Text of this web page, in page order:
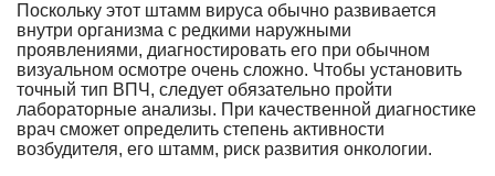
Поскольку этот штамм вируса обычно развивается
внутри организма с редкими наружными
проявлениями, диагностировать его при обычном
визуальном осмотре очень сложно. Чтобы установить
точный тип ВПЧ, следует обязательно пройти
лабораторные анализы. При качественной диагностике
врач сможет определить степень активности
возбудителя, его штамм, риск развития онкологии.